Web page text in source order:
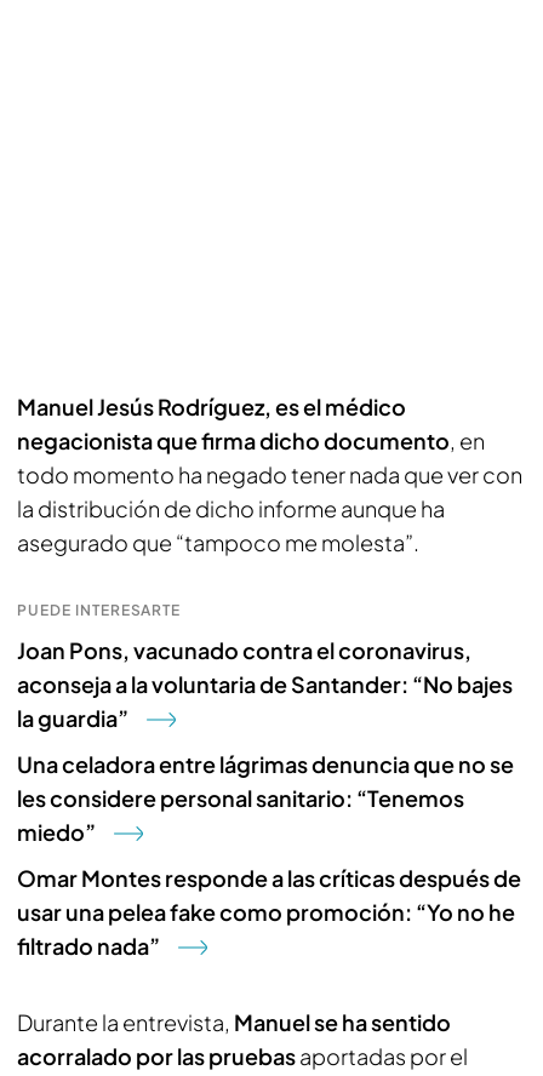
Manuel Jesús Rodríguez, es el médico
negacionista que firma dicho documento, en
todo momento ha negado tener nada que ver con
la distribución de dicho informe aunque ha
asegurado que “tampoco me molesta”.
PUEDE INTERESARTE
Joan Pons, vacunado contra el coronavirus,
aconseja a la voluntaria de Santander: “No bajes
la guardia”
Una celadora entre lágrimas denuncia que no se
les considere personal sanitario: “Tenemos
miedo”
Omar Montes responde a las críticas después de
usar una pelea fake como promoción: “Yo no he
filtrado nada”
Durante la entrevista, Manuel se ha sentido
acorralado por las pruebasaportadas por el